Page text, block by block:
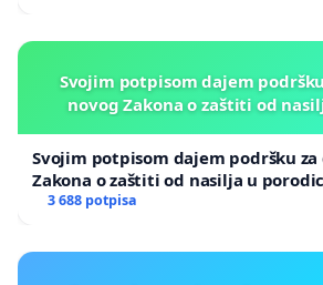
Svojim potpisom dajem
novog Zakona o zaštiti od
Svojim potpisom dajem podršku za
Zakona o zaštiti od nasilja u
3 688 potpisa